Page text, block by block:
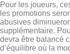
Pour les joueurs,
les promotions
abusives
supplémentaire.
devra être balancé
d’équilibre où la